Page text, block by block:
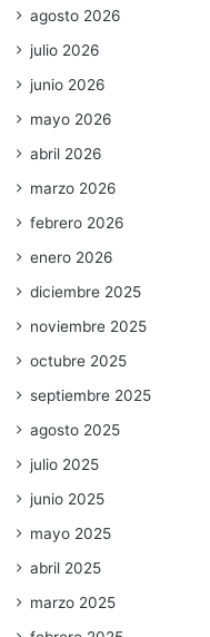
agosto 2026
julio 2026
junio 2026
mayo 2026
abril 2026
marzo 2026
febrero 2026
enero 2026
diciembre 2025
noviembre 2025
octubre 2025
septiembre 2025
agosto 2025
julio 2025
junio 2025
mayo 2025
abril 2025
marzo 2025